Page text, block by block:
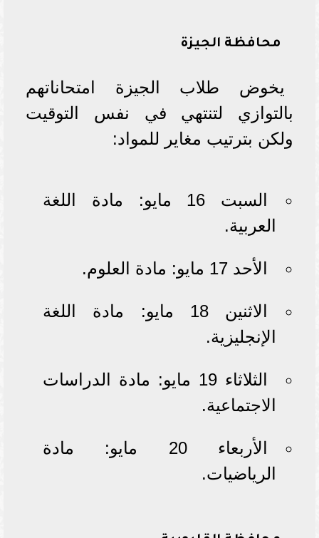
محافظة الجيزة
يخوض طلاب الجيزة امتحاناتهم
بالتوازي لتنتهي في نفس التوقيت
ولكن بترتيب مغاير للمواد:
السبت 16 مايو: مادة اللغة
العربية.
الأحد 17 مايو: مادة العلوم.
الاثنين 18 مايو: مادة اللغة
الإنجليزية.
الثلاثاء 19 مايو: مادة الدراسات
الاجتماعية.
الأربعاء 20 مايو: مادة
الرياضيات.